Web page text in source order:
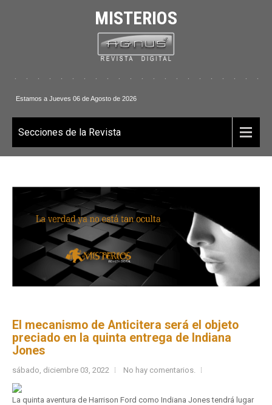
MISTERIOS
. . . . . . . . . . . . . . . . . . . . . . .
Estamos a Jueves 06 de Agosto de 2026
Secciones de la Revista
El mecanismo de Anticitera será el objeto
preciado en la quinta entrega de Indiana
Jones
sábado, diciembre 03, 2022 No hay comentarios.
La quinta aventura de Harrison Ford como Indiana Jones tendrá lugar